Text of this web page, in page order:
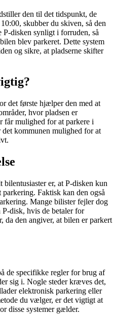
den til det tidspunkt, de
skubber du skiven, så den
P-disken synligt i forruden, så
blev parkeret. Dette system
og sikre, at pladserne skifter
det første hjælper den med at
hvor pladsen er
får mulighed for at parkere i
kommunen mulighed for at
bilentusiaster er, at P-disken kun
Faktisk kan den også
Mange bilister fejler dog
P-disk, hvis de betaler for
da den angiver, at bilen er parkert
de specifikke regler for brug af
sig i. Nogle steder kræves det,
elektronisk parkering eller
du vælger, er det vigtigt at
disse systemer gælder.